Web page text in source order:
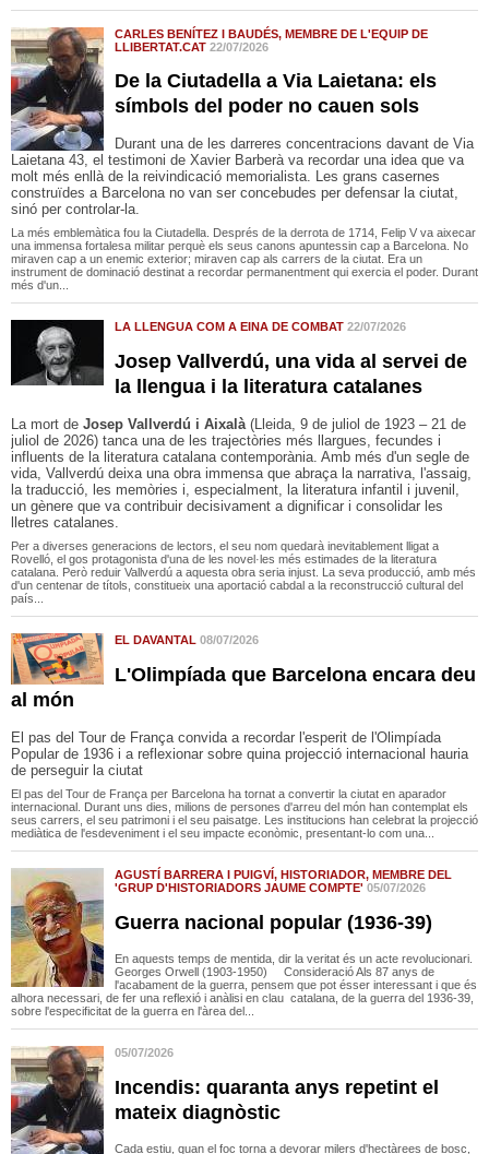
CARLES BENÍTEZ I BAUDÉS, MEMBRE DE L'EQUIP DE
LLIBERTAT.CAT 22/07/2026
De la Ciutadella a Via Laietana: els
símbols del poder no cauen sols
Durant una de les darreres concentracions davant de Via
Laietana 43, el testimoni de Xavier Barberà va recordar una idea que va
molt més enllà de la reivindicació memorialista. Les grans casernes
construïdes a Barcelona no van ser concebudes per defensar la ciutat,
sinó per controlar-la.
La més emblemàtica fou la Ciutadella. Després de la derrota de 1714, Felip V va aixecar
una immensa fortalesa militar perquè els seus canons apuntessin cap a Barcelona. No
miraven cap a un enemic exterior; miraven cap als carrers de la ciutat. Era un
instrument de dominació destinat a recordar permanentment qui exercia el poder. Durant
més d'un...
LA LLENGUA COM A EINA DE COMBAT 22/07/2026
Josep Vallverdú, una vida al servei de
la llengua i la literatura catalanes
La mort de Josep Vallverdú i Aixalà(Lleida, 9 de juliol de 1923 – 21 de
juliol de 2026) tanca una de les trajectòries més llargues, fecundes i
influents de la literatura catalana contemporània. Amb més d'un segle de
vida, Vallverdú deixa una obra immensa que abraça la narrativa, l'assaig,
la traducció, les memòries i, especialment, la literatura infantil i juvenil,
un gènere que va contribuir decisivament a dignificar i consolidar les
lletres catalanes.
Per a diverses generacions de lectors, el seu nom quedarà inevitablement lligat a
Rovelló, el gos protagonista d'una de les novel·les més estimades de la literatura
catalana. Però reduir Vallverdú a aquesta obra seria injust. La seva producció, amb més
d'un centenar de títols, constitueix una aportació cabdal a la reconstrucció cultural del
país...
EL DAVANTAL 08/07/2026
L'Olimpíada que Barcelona encara deu
al món
El pas del Tour de França convida a recordar l'esperit de l'Olimpíada
Popular de 1936 i a reflexionar sobre quina projecció internacional hauria
de perseguir la ciutat
El pas del Tour de França per Barcelona ha tornat a convertir la ciutat en aparador
internacional. Durant uns dies, milions de persones d'arreu del món han contemplat els
seus carrers, el seu patrimoni i el seu paisatge. Les institucions han celebrat la projecció
mediàtica de l'esdeveniment i el seu impacte econòmic, presentant-lo com una...
AGUSTÍ BARRERA I PUIGVÍ, HISTORIADOR, MEMBRE DEL
'GRUP D'HISTORIADORS JAUME COMPTE' 05/07/2026
Guerra nacional popular (1936-39)
En aquests temps de mentida, dir la veritat és un acte revolucionari.
Georges Orwell (1903-1950) Consideració Als 87 anys de
l'acabament de la guerra, pensem que pot ésser interessant i que és
alhora necessari, de fer una reflexió i anàlisi en clau catalana, de la guerra del 1936-39,
sobre l'especificitat de la guerra en l'àrea del...
05/07/2026
Incendis: quaranta anys repetint el
mateix diagnòstic
Cada estiu, quan el foc torna a devorar milers d'hectàrees de bosc,